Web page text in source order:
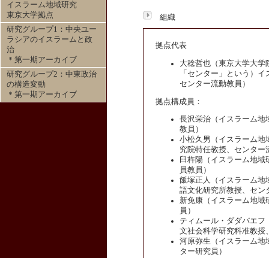
イスラーム地域研究
東京大学拠点
研究グループ1：中央ユー
ラシアのイスラームと政
治
＊第一期アーカイブ
研究グループ2：中東政治
の構造変動
＊第一期アーカイブ
組織
拠点代表
大稔哲也（東京大学大
「センター」という）
センター流動教員）
拠点構成員：
長沢栄治（イスラーム地
教員）
小松久男（イスラーム地
究院特任教授、センター
臼杵陽（イスラーム地
員教員）
飯塚正人（イスラーム地
語文化研究所教授、セン
新免康（イスラーム地
員）
ティムール・ダダバエフ
文社会科学研究科准教授
河原弥生（イスラーム地
ター研究員）